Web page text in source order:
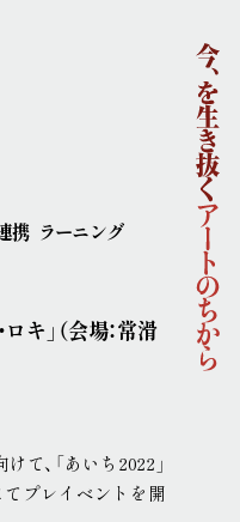
術祭「あいち2022」企画概要
企画体制
協賛
ニュース
イベント
アーティスト
ラーニング
連携事業
円頓寺連携
芸術大学連携
パートナーシップ
アクセス
ホテル
ご来場のみなさまへ
携 ラーニング
キ」（会場：常滑
て、「あいち2022」
プレイベントを開